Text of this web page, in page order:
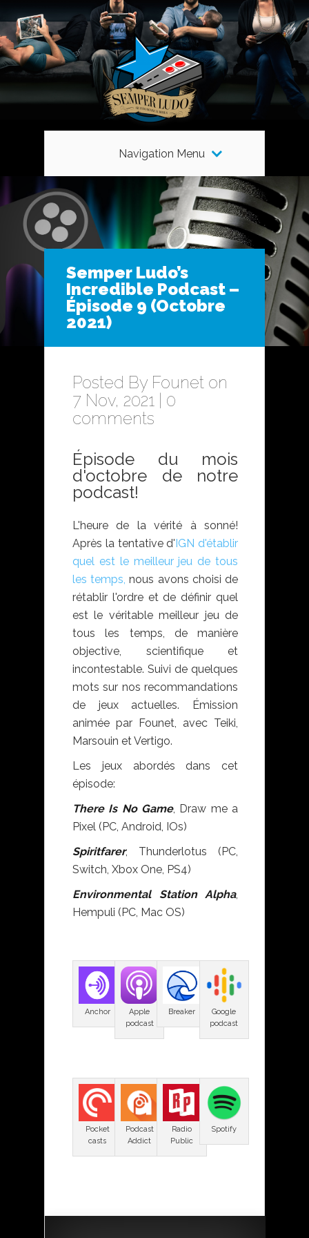
Navigation Menu
Semper Ludo’s
Incredible Podcast –
Épisode 9 (Octobre
2021)
Posted By Founet on
7 Nov, 2021 | 0
comments
Épisode du mois
d'octobre de notre
podcast!
L'heure de la vérité à sonné!
Après la tentative d'IGN d'établir
quel est le meilleur jeu de tous
les temps, nous avons choisi de
rétablir l'ordre et de définir quel
est le véritable meilleur jeu de
tous les temps, de manière
objective, scientifique et
incontestable. Suivi de quelques
mots sur nos recommandations
de jeux actuelles. Émission
animée par Founet, avec Teiki,
Marsouin et Vertigo.
Les jeux abordés dans cet
épisode:
There Is No Game, Draw me a
Pixel (PC, Android, IOs)
Spiritfarer, Thunderlotus (PC,
Switch, Xbox One, PS4)
Environmental Station Alpha,
Hempuli (PC, Mac OS)
Anchor
Apple
podcast
Breaker
Google
podcast
Pocket
casts
Podcast
Addict
Radio
Public
Spotify